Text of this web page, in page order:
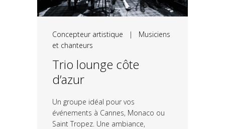
Concepteur artistique | Musiciens
et chanteurs
Trio lounge côte
d’azur
Un groupe idéal pour vos
événements à Cannes, Monaco ou
Saint Tropez. Une ambiance,